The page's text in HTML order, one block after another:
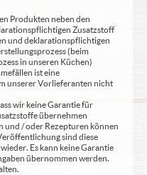
Produkten neben den
Zusatzstoff
und deklarationspflichtigen
(beim
in unseren Küchen)
ist eine
unserer Vorlieferanten nicht
wir keine Garantie für
übernehmen
und / oder Rezepturen können
sind diese
Es kann keine Garantie
übernommen werden.